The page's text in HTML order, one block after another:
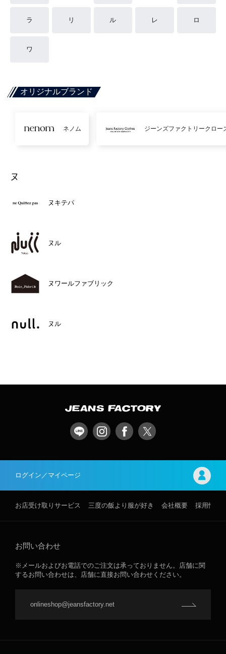
ラ リ ル レ ロ
ワ
オリジナルブランド
ネノム ジーンズファクトリークロー
ヌ
ヌキテパ
ヌル
ヌワールファブリック
ヌル
ログイン／マイページ
お店受け取りサービス 三度の飯より服が好き 会社概要 採用情報
お問い合わせ
※メールおよびお電話でのご注文は承っておりません。店舗に関
するお問い合わせは、店舗に直接お問い合わせください。
onlineshop@jeansfactory.net